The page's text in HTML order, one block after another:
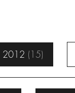
2012 15